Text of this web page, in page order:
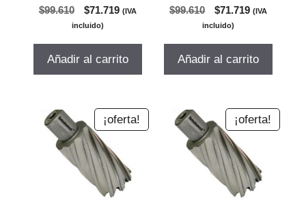
0
d
$99.610
El
precio
era:
$71.719El(IVA
incluido)
Añadir al carrito
0
d
$99.610
El
precio
era:
$71.719El(IVA
incluido)
Añadir al carrito
¡oferta! ¡oferta!